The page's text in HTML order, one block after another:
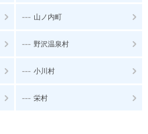
--- 山ノ内町
--- 野沢温泉村
--- 小川村
--- 栄村